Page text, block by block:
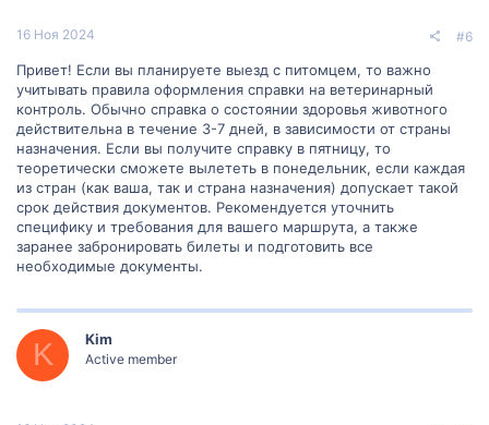
Планировать заранее
при подготовке к путешествию с вашим питомцем.
16 Ноя 2024 #6
Привет! Если вы планируете выезд с питомцем, то важно
учитывать правила оформления справки на ветеринарный
контроль. Обычно справка о состоянии здоровья животного
действительна в течение 3-7 дней, в зависимости от страны
назначения. Если вы получите справку в пятницу, то
теоретически сможете вылететь в понедельник, если каждая
из стран (как ваша, так и страна назначения) допускает такой
срок действия документов. Рекомендуется уточнить
специфику и требования для вашего маршрута, а также
заранее забронировать билеты и подготовить все
необходимые документы.
K Kim
Active member